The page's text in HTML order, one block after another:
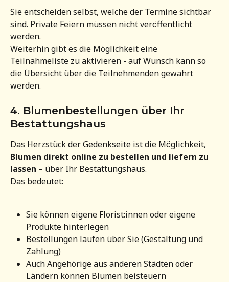
Sie entscheiden selbst, welche der Termine sichtbar
sind. Private Feiern müssen nicht veröffentlicht
werden.
Weiterhin gibt es die Möglichkeit eine
Teilnahmeliste zu aktivieren - auf Wunsch kann so
die Übersicht über die Teilnehmenden gewahrt
werden.
4. Blumenbestellungen über Ihr
Bestattungshaus
Das Herzstück der Gedenkseite ist die Möglichkeit,
Blumen direkt online zu bestellen und liefern zu
lassen – über Ihr Bestattungshaus.
Das bedeutet:
Sie können eigene Florist:innen oder eigene
Produkte hinterlegen
Bestellungen laufen über Sie (Gestaltung und
Zahlung)
Auch Angehörige aus anderen Städten oder
Ländern können Blumen beisteuern